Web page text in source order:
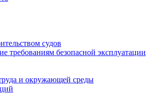
судов
требованиям безопасной эксплуатации
и окружающей среды